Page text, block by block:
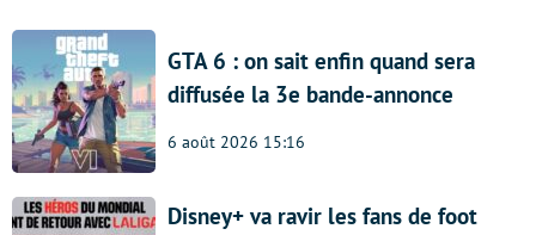
GTA 6 : on sait enfin quand sera
diffusée la 3e bande-annonce
6 août 2026 15:16
Disney+ va ravir les fans de foot